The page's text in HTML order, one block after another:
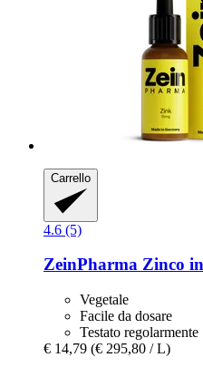
Carrello
4.6 (5)
ZeinPharma Zinco
Vegetale
Facile da dosare
Testato regolarmente
€ 14,79 (€ 295,80 / L)